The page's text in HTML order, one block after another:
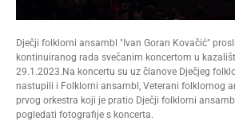
Dječji folklorni ansambl "Ivan Goran Kovačić"
kontinuiranog rada svečanim koncertom u
29.1.2023.Na koncertu su uz članove Dječjeg
nastupili i Folklorni ansambl, Veterani folklornog
prvog orkestra koji je pratio Dječji folklorni
pogledati fotografije s koncerta.